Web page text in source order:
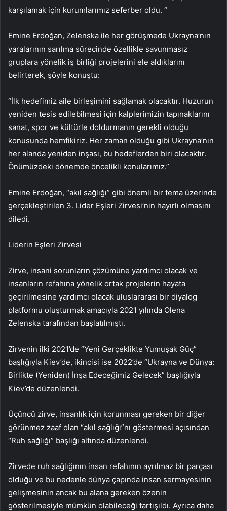
karşılamak için kurumlarımız seferber oldu. “
Emine Erdoğan, Zelenska ile her görüşmede Ukrayna’nın
yaralarının sarılma sürecinde özellikle savunmasız
gruplara yönelik iş birliği projelerini ele aldıklarını
belirterek, şöyle konuştu:
“İlk hedefimiz aile birleşimini sağlamak olacaktır. Huzurun
yeniden tesis edilebilmesi için kalplerimizin tapınaklarını
sanat, spor ve kültürle doldurmanın gerekli olduğu
konusunda hemfikiriz. Her zaman olduğu gibi Ukrayna’nın
her alanda yeniden inşası, bu hedeflerden biri olacaktır.
Önümüzdeki dönemde öncelikli konularımız.”
Emine Erdoğan, “akıl sağlığı” gibi önemli bir tema üzerinde
gerçekleştirilen 3. Lider Eşleri Zirvesi’nin hayırlı olmasını
diledi.
Liderin Eşleri Zirvesi
Zirve, insani sorunların çözümüne yardımcı olacak ve
insanların refahına yönelik ortak projelerin hayata
geçirilmesine yardımcı olacak uluslararası bir diyalog
platformu oluşturmak amacıyla 2021 yılında Olena
Zelenska tarafından başlatılmıştı.
Zirvenin ilki 2021’de “Yeni Gerçeklikte Yumuşak Güç”
başlığıyla Kiev’de, ikincisi ise 2022’de “Ukrayna ve Dünya:
Birlikte (Yeniden) İnşa Edeceğimiz Gelecek” başlığıyla
Kiev’de düzenlendi.
Üçüncü zirve, insanlık için korunması gereken bir diğer
görünmez zaaf olan “akıl sağlığı”nı göstermesi açısından
“Ruh sağlığı” başlığı altında düzenlendi.
Zirvede ruh sağlığının insan refahının ayrılmaz bir parçası
olduğu ve bu nedenle dünya çapında insan sermayesinin
gelişmesinin ancak bu alana gereken özenin
gösterilmesiyle mümkün olabileceği tartışıldı. Ayrıca daha